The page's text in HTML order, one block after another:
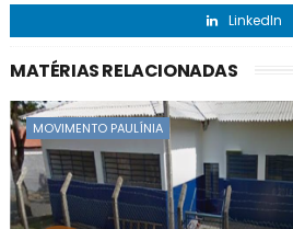
LinkedIn
MATÉRIAS RELACIONADAS
MOVIMENTO PAULÍNIA